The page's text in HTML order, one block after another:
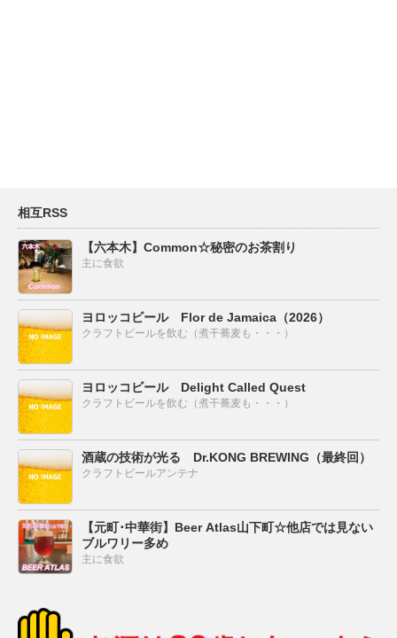
相互RSS
【六本木】Common☆秘密のお茶割り
主に食欲
ヨロッコビール Flor de Jamaica（2026）
クラフトビールを飲む（煮干蕎麦も・・・）
ヨロッコビール Delight Called Quest
クラフトビールを飲む（煮干蕎麦も・・・）
酒蔵の技術が光る Dr.KONG BREWING（最終回）
クラフトビールアンテナ
【元町･中華街】Beer Atlas山下町☆他店では見ない
ブルワリー多め
主に食欲